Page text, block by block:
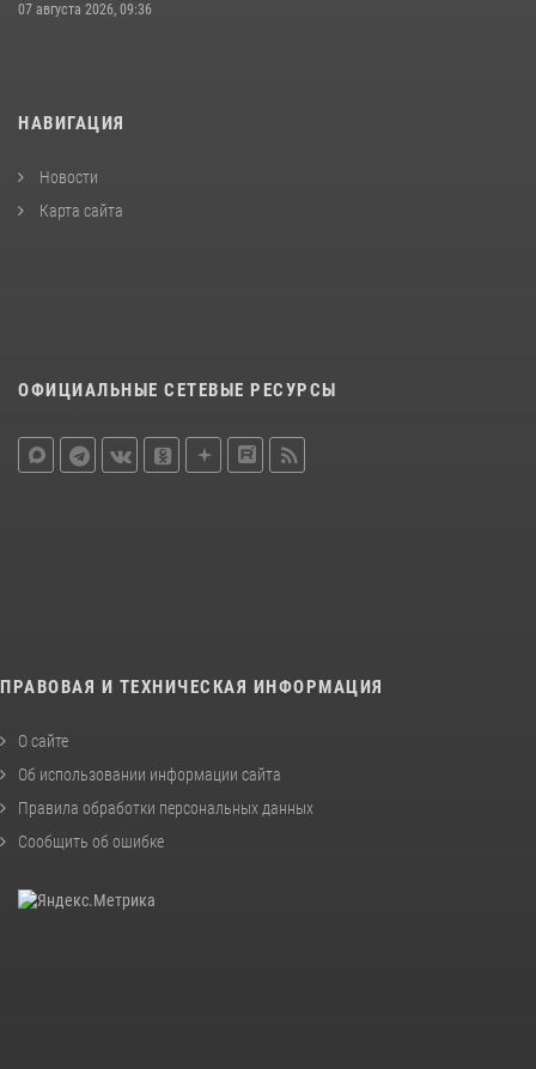
07 августа 2026, 09:36
НАВИГАЦИЯ
Новости
Карта сайта
ОФИЦИАЛЬНЫЕ СЕТЕВЫЕ РЕСУРСЫ
ПРАВОВАЯ И ТЕХНИЧЕСКАЯ ИНФОРМАЦИЯ
О сайте
Об использовании информации сайта
Правила обработки персональных данных
Сообщить об ошибке